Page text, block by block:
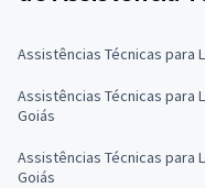
Assistências Técnicas para
Assistências Técnicas para
Goiás
Assistências Técnicas para
Goiás